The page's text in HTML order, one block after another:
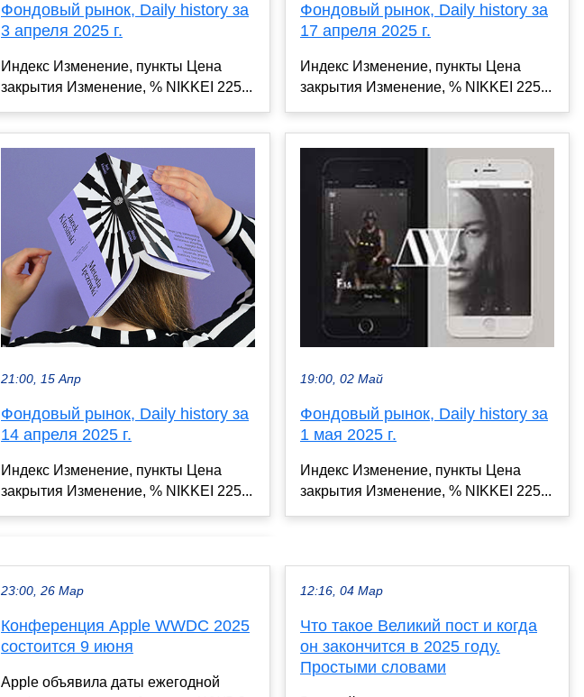
Фондовый рынок, Daily history за
3 апреля 2025 г.
Индекс Изменение, пункты Цена
закрытия Изменение, % NIKKEI 225...
21:00, 15 Апр
Фондовый рынок, Daily history за
14 апреля 2025 г.
Индекс Изменение, пункты Цена
закрытия Изменение, % NIKKEI 225...
Фондовый рынок, Daily history за
17 апреля 2025 г.
Индекс Изменение, пункты Цена
закрытия Изменение, % NIKKEI 225...
19:00, 02 Май
Фондовый рынок, Daily history за
1 мая 2025 г.
Индекс Изменение, пункты Цена
закрытия Изменение, % NIKKEI 225...
23:00, 26 Мар
Конференция Apple WWDC 2025
состоится 9 июня
Apple объявила даты ежегодной
12:16, 04 Мар
Что такое Великий пост и когда
он закончится в 2025 году.
Простыми словами